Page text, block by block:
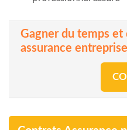
Gagner du temps et
assurance entreprise